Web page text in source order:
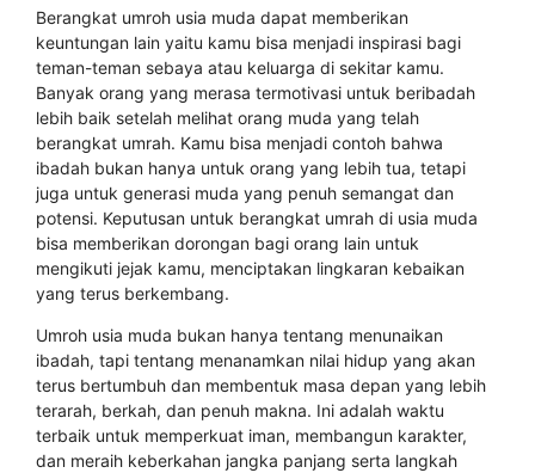
Berangkat umroh usia muda dapat memberikan
keuntungan lain yaitu kamu bisa menjadi inspirasi bagi
teman-teman sebaya atau keluarga di sekitar kamu.
Banyak orang yang merasa termotivasi untuk beribadah
lebih baik setelah melihat orang muda yang telah
berangkat umrah. Kamu bisa menjadi contoh bahwa
ibadah bukan hanya untuk orang yang lebih tua, tetapi
juga untuk generasi muda yang penuh semangat dan
potensi. Keputusan untuk berangkat umrah di usia muda
bisa memberikan dorongan bagi orang lain untuk
mengikuti jejak kamu, menciptakan lingkaran kebaikan
yang terus berkembang.
Umroh usia muda bukan hanya tentang menunaikan
ibadah, tapi tentang menanamkan nilai hidup yang akan
terus bertumbuh dan membentuk masa depan yang lebih
terarah, berkah, dan penuh makna. Ini adalah waktu
terbaik untuk memperkuat iman, membangun karakter,
dan meraih keberkahan jangka panjang serta langkah